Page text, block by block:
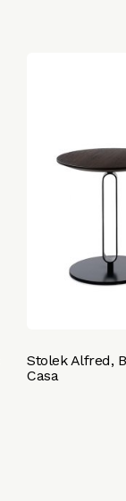
Stolek Alfred,
Casa